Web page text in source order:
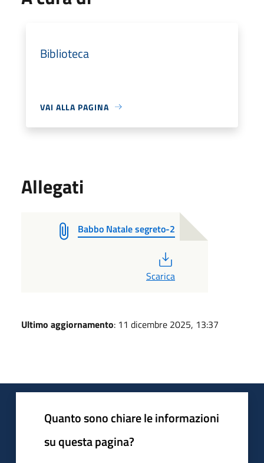
Biblioteca
VAI ALLA PAGINA
Allegati
Babbo Natale segreto-2
Scarica
Ultimo aggiornamento: 11 dicembre 2025, 13:37
Quanto sono chiare le informazioni
su questa pagina?